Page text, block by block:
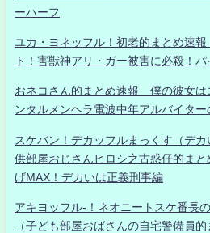
ーハーフ
ユカ・ヨネッフル！初老的まとめ速
ト！害獣神アリ・ガー被害に必殺！
おネコさん的まとめ速報 僕の彼女は
ンタルメンヘラ電波中年アルバイタ
スケバン！デカッフルまっくす（デ
供部屋おじさんヒロシ之古惑仔的ま
げMAX！デカいは正義刑事編
アキヨッフル-！ネオニートスケ番長
（子ども部屋おばさんの自宅警備員的